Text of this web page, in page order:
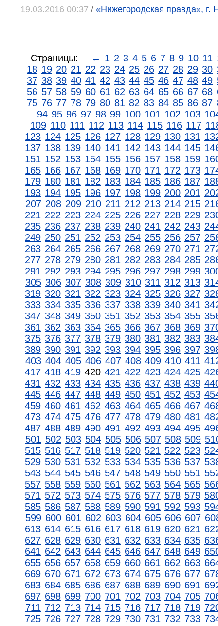
19.03.2016 00:37 / «Нижегородская правда», г.
Страницы: ← 1 2 3 4 5 6 7 8 9 10 11
18 19 20 21 22 23 24 25 26 27 28 29 30
37 38 39 40 41 42 43 44 45 46 47 48 49
56 57 58 59 60 61 62 63 64 65 66 67 68
75 76 77 78 79 80 81 82 83 84 85 86 87
94 95 96 97 98 99 100 101 102 103
109 110 111 112 113 114 115 116 117
123 124 125 126 127 128 129 130 131
137 138 139 140 141 142 143 144 145
151 152 153 154 155 156 157 158 159
165 166 167 168 169 170 171 172 173
179 180 181 182 183 184 185 186 187
193 194 195 196 197 198 199 200 201
207 208 209 210 211 212 213 214 215
221 222 223 224 225 226 227 228 229
235 236 237 238 239 240 241 242 243
249 250 251 252 253 254 255 256 257
263 264 265 266 267 268 269 270 271
277 278 279 280 281 282 283 284 285
291 292 293 294 295 296 297 298 299
305 306 307 308 309 310 311 312 313
319 320 321 322 323 324 325 326 327
333 334 335 336 337 338 339 340 341
347 348 349 350 351 352 353 354 355
361 362 363 364 365 366 367 368 369
375 376 377 378 379 380 381 382 383
389 390 391 392 393 394 395 396 397
403 404 405 406 407 408 409 410 411
417 418 419 420 421 422 423 424 425
431 432 433 434 435 436 437 438 439
445 446 447 448 449 450 451 452 453
459 460 461 462 463 464 465 466 467
473 474 475 476 477 478 479 480 481
487 488 489 490 491 492 493 494 495
501 502 503 504 505 506 507 508 509
515 516 517 518 519 520 521 522 523
529 530 531 532 533 534 535 536 537
543 544 545 546 547 548 549 550 551
557 558 559 560 561 562 563 564 565
571 572 573 574 575 576 577 578 579
585 586 587 588 589 590 591 592 593
599 600 601 602 603 604 605 606 607
613 614 615 616 617 618 619 620 621
627 628 629 630 631 632 633 634 635
641 642 643 644 645 646 647 648 649
655 656 657 658 659 660 661 662 663
669 670 671 672 673 674 675 676 677
683 684 685 686 687 688 689 690 691
697 698 699 700 701 702 703 704 705
711 712 713 714 715 716 717 718 719
725 726 727 728 729 730 731 732 733